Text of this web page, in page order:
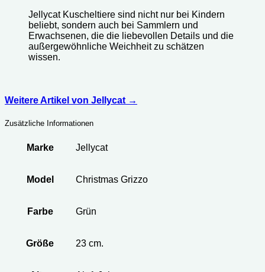
Jellycat Kuscheltiere sind nicht nur bei Kindern
beliebt, sondern auch bei Sammlern und
Erwachsenen, die die liebevollen Details und die
außergewöhnliche Weichheit zu schätzen
wissen.
Weitere Artikel von Jellycat →
Zusätzliche Informationen
Marke Jellycat
Model Christmas Grizzo
Farbe Grün
Größe 23 cm.